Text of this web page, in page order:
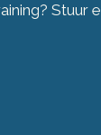
Stuur